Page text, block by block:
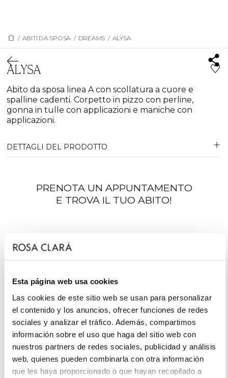
Esta página web usa cookies
Las cookies de este sitio web se usan para personalizar
el contenido y los anuncios, ofrecer funciones de redes
sociales y analizar el tráfico. Además, compartimos
información sobre el uso que haga del sitio web con
nuestros partners de redes sociales, publicidad y análisis
web, quienes pueden combinarla con otra información
que les haya proporcionado o que hayan recopilado a
/ ABITI DA SPOSA / DREAMS / ALYSA
ALYSA
Abito da sposa linea A con scollatura a cuore e
spalline cadenti. Corpetto in pizzo con perline,
gonna in tulle con applicazioni e maniche con
applicazioni.
DETTAGLI DEL PRODOTTO
PRENOTA UN APPUNTAMENTO
E TROVA IL TUO ABITO!